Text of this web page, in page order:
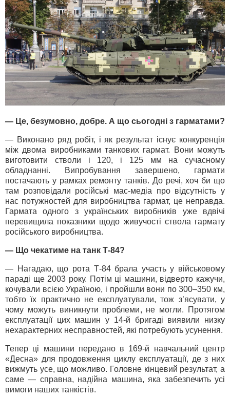
— Це, безумовно, добре. А що сьогодні з гарматами?
— Виконано ряд робіт, і як результат існує конкуренція
між двома виробниками танкових гармат. Вони можуть
виготовити стволи і 120, і 125 мм на сучасному
обладнанні. Випробування завершено, гармати
постачають у рамках ремонту танків. До речі, хоч би що
там розповідали російські мас-медіа про відсутність у
нас потужностей для виробництва гармат, це неправда.
Гармата одного з українських виробників уже вдвічі
перевищила показники щодо живучості ствола гармату
російського виробництва.
— Що чекатиме на танк Т-84?
— Нагадаю, що рота Т-84 брала участь у військовому
параді ще 2003 року. Потім ці машини, відверто кажучи,
кочували всією Україною, і пройшли вони по 300–350 км,
тобто їх практично не експлуатували, тож з’ясувати, у
чому можуть виникнути проблеми, не могли. Протягом
експлуатації цих машин у 14-й бригаді виявили низку
нехарактерних несправностей, які потребують усунення.
Тепер ці машини передано в 169-й навчальний центр
«Десна» для продовження циклу експлуатації, де з них
вижмуть усе, що можливо. Головне кінцевий результат, а
саме — справна, надійна машина, яка забезпечить усі
вимоги наших танкістів.